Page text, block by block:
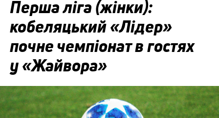
Перша ліга (жінки):
кобеляцький «Лідер»
почне чемпіонат в гостях
у «Жайвора»